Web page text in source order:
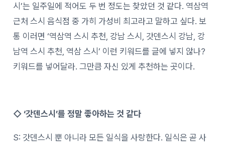
시’는 일주일에 적어도 두 번 정도는 찾았던 것 같다. 역삼역
근처 스시 음식점 중 가히 가성비 최고라고 말하고 싶다. 보
통 이러면 ‘역삼역 스시 추천, 강남 스시, 갓덴스시 강남, 강
남역 스시 추천, 역삼 스시’ 이런 키워드를 글에 넣지 않나?
키워드를 넣어달라. 그만큼 자신 있게 추천하는 곳이다.
◇ ‘갓덴스시’를 정말 좋아하는 것 같다
S: 갓덴스시 뿐 아니라 모든 일식을 사랑한다. 일식은 곧 사